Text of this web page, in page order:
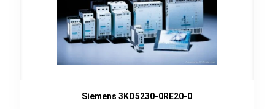
Siemens 3KD5230-0RE20-0